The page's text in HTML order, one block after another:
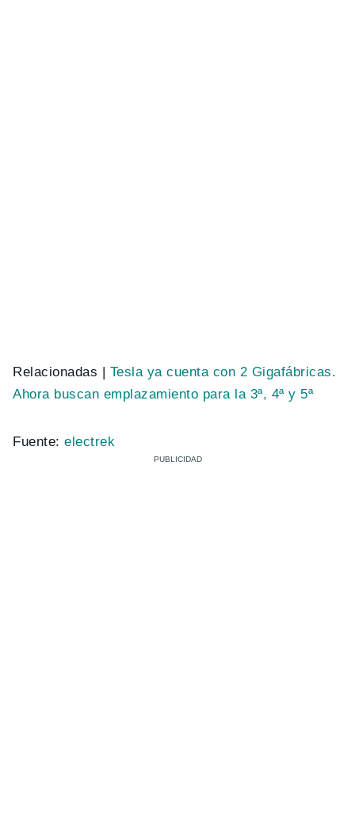
Relacionadas | Tesla ya cuenta con 2 Gigafábricas.
Ahora buscan emplazamiento para la 3ª, 4ª y 5ª
Fuente:electrek